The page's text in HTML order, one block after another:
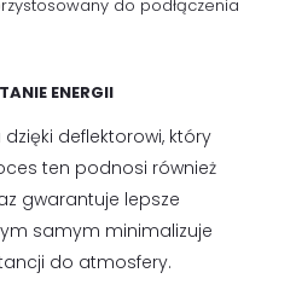
do podłączenia
ENERGII
deflektorowi, który
ten podnosi również
gwarantuje lepsze
samym minimalizuje
do atmosfery.